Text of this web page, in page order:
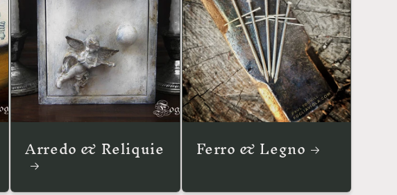
Arredo & Reliquie Ferro & Legno